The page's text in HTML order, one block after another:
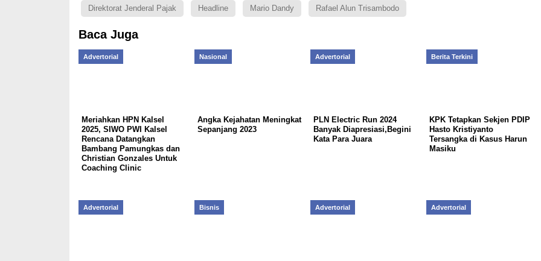
Direktorat Jenderal Pajak Headline Mario Dandy Rafael Alun Trisambodo
Baca Juga
Advertorial
Meriahkan HPN Kalsel
2025, SIWO PWI Kalsel
Rencana Datangkan
Bambang Pamungkas dan
Christian Gonzales Untuk
Coaching Clinic
Nasional
Angka Kejahatan Meningkat
Sepanjang 2023
Advertorial
PLN Electric Run 2024
Banyak Diapresiasi,Begini
Kata Para Juara
Berita Terkini
KPK Tetapkan Sekjen PDIP
Hasto Kristiyanto
Tersangka di Kasus Harun
Masiku
Advertorial Bisnis Advertorial Advertorial